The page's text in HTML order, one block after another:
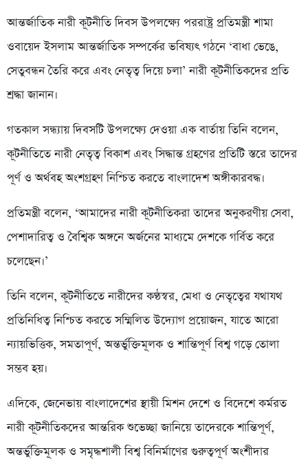
আন্তর্জাতিক নারী কূটনীতি দিবস উপলক্ষ্যে পররাষ্ট্র প্রতিমন্ত্রী শামা
ওবায়েদ ইসলাম আন্তর্জাতিক সম্পর্কের ভবিষ্যৎ গঠনে ‘বাধা ভেঙে,
সেতুবন্ধন তৈরি করে এবং নেতৃত্ব দিয়ে চলা’ নারী কূটনীতিকদের প্রতি
শ্রদ্ধা জানান।
গতকাল সন্ধ্যায় দিবসটি উপলক্ষ্যে দেওয়া এক বার্তায় তিনি বলেন,
কূটনীতিতে নারী নেতৃত্ব বিকাশ এবং সিদ্ধান্ত গ্রহণের প্রতিটি স্তরে তাদের
পূর্ণ ও অর্থবহ অংশগ্রহণ নিশ্চিত করতে বাংলাদেশ অঙ্গীকারবদ্ধ।
প্রতিমন্ত্রী বলেন, ‘আমাদের নারী কূটনীতিকরা তাদের অনুকরণীয় সেবা,
পেশাদারিত্ব ও বৈশ্বিক অঙ্গনে অর্জনের মাধ্যমে দেশকে গর্বিত করে
চলেছেন।’
তিনি বলেন, কূটনীতিতে নারীদের কণ্ঠস্বর, মেধা ও নেতৃত্বের যথাযথ
প্রতিনিধিত্ব নিশ্চিত করতে সম্মিলিত উদ্যোগ প্রয়োজন, যাতে আরো
ন্যায়ভিত্তিক, সমতাপূর্ণ, অন্তর্ভুক্তিমূলক ও শান্তিপূর্ণ বিশ্ব গড়ে তোলা
সম্ভব হয়।
এদিকে, জেনেভায় বাংলাদেশের স্থায়ী মিশন দেশে ও বিদেশে কর্মরত
নারী কূটনীতিকদের আন্তরিক শুভেচ্ছা জানিয়ে তাদেরকে শান্তিপূর্ণ,
অন্তর্ভুক্তিমূলক ও সমৃদ্ধশালী বিশ্ব বিনির্মাণের গুরুত্বপূর্ণ অংশীদার